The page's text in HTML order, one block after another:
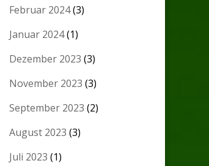
Februar 2024(3)
Januar 2024(1)
Dezember 2023 (3)
November 2023 (3)
September 2023 (2)
August 2023 (3)
Juli 2023 (1)